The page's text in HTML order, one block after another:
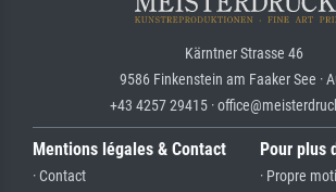
Kärntner Strasse 46
9586 Finkenstein am Faaker See ·
+43 4257 29415 ·
Mentions légales & Contact
· Contact
Pour plus
· Propre